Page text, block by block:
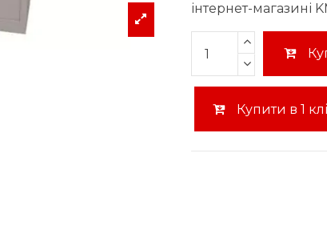
інтернет-магазині
Купити в 1